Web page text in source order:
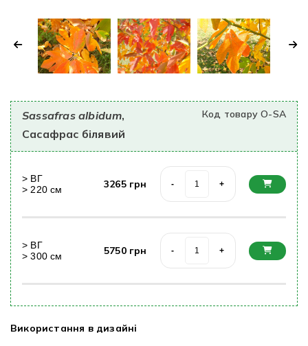
Sassafras albidum,
Сасафрас білявий
Код товару O-SA
> ВГ
>220 cм 3265 грн - +
> ВГ
>300 cм 5750 грн - +
Використання в дизайні